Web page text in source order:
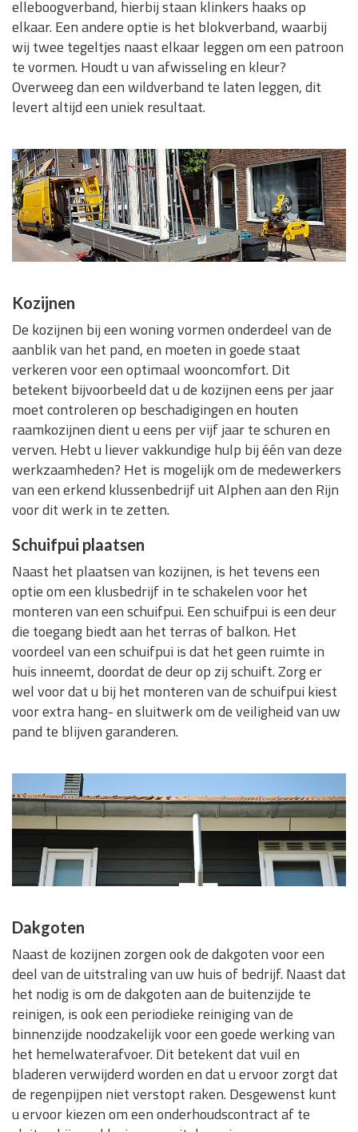
elleboogverband, hierbij staan klinkers haaks op
elkaar. Een andere optie is het blokverband, waarbij
wij twee tegeltjes naast elkaar leggen om een patroon
te vormen. Houdt u van afwisseling en kleur?
Overweeg dan een wildverband te laten leggen, dit
levert altijd een uniek resultaat.
Kozijnen
De kozijnen bij een woning vormen onderdeel van de
aanblik van het pand, en moeten in goede staat
verkeren voor een optimaal wooncomfort. Dit
betekent bijvoorbeeld dat u de kozijnen eens per jaar
moet controleren op beschadigingen en houten
raamkozijnen dient u eens per vijf jaar te schuren en
verven. Hebt u liever vakkundige hulp bij één van deze
werkzaamheden? Het is mogelijk om de medewerkers
van een erkend klussenbedrijf uit Alphen aan den Rijn
voor dit werk in te zetten.
Schuifpui plaatsen
Naast het plaatsen van kozijnen, is het tevens een
optie om een klusbedrijf in te schakelen voor het
monteren van een schuifpui. Een schuifpui is een deur
die toegang biedt aan het terras of balkon. Het
voordeel van een schuifpui is dat het geen ruimte in
huis inneemt, doordat de deur op zij schuift. Zorg er
wel voor dat u bij het monteren van de schuifpui kiest
voor extra hang- en sluitwerk om de veiligheid van uw
pand te blijven garanderen.
Dakgoten
Naast de kozijnen zorgen ook de dakgoten voor een
deel van de uitstraling van uw huis of bedrijf. Naast dat
het nodig is om de dakgoten aan de buitenzijde te
reinigen, is ook een periodieke reiniging van de
binnenzijde noodzakelijk voor een goede werking van
het hemelwaterafvoer. Dit betekent dat vuil en
bladeren verwijderd worden en dat u ervoor zorgt dat
de regenpijpen niet verstopt raken. Desgewenst kunt
u ervoor kiezen om een onderhoudscontract af te